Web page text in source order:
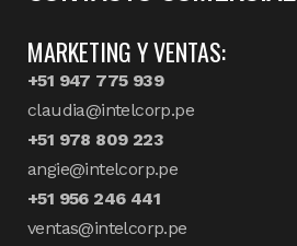
MARKETING Y VENTAS:
+51 947 775 939
claudia@intelcorp.pe
+51 978 809 223
angie@intelcorp.pe
+51 956 246 441
ventas@intelcorp.pe